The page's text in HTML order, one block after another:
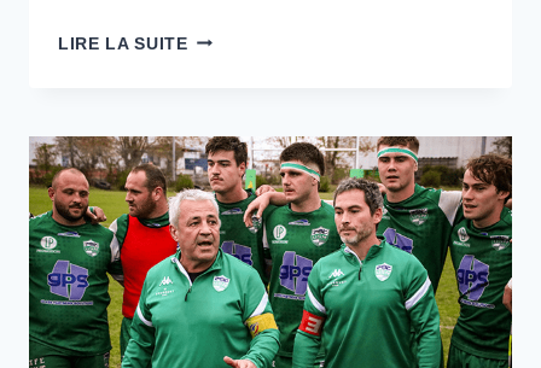
LIRE LA SUITENOS
EN
DEMI-
FINALE